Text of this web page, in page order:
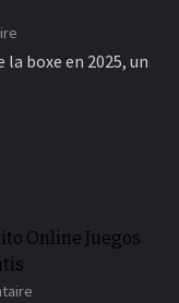
Comprendre
les
guide
pour
les
débutants
boxe en 2025, un
Online Juegos